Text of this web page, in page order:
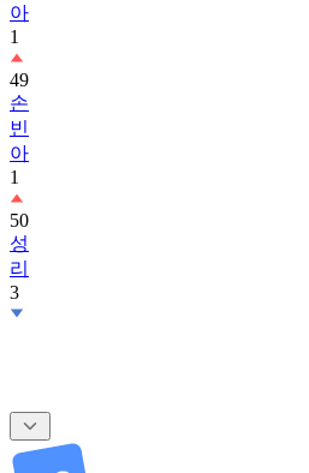
아
1
49
손
빈
아
1
50
성
리
3